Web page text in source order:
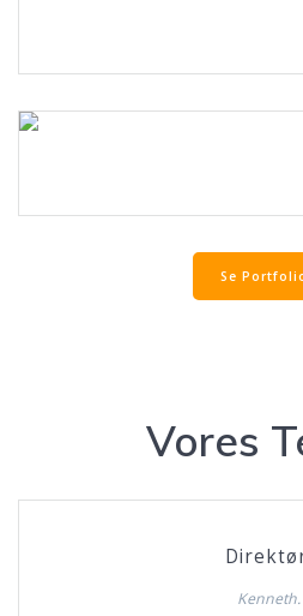
Se
Vores
Kenneth.